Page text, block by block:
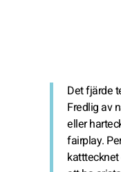
Det fjärde
Fredlig av
eller
fairplay.